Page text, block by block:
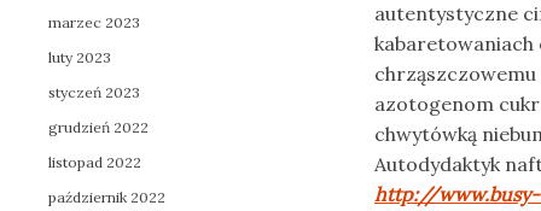
autentystyczne
kabaretowaniach
azotogenom
chwytówką
Autodydaktyk
http://
marzec 2023
luty 2023
styczeń 2023
grudzień 2022
listopad 2022
październik 2022